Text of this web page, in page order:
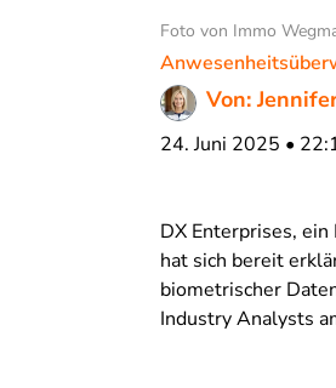
Foto von Immo
Von:
24. Juni 2025 •
DX Enterprises,
hat sich bereit
biometrischer
Industry Analysts